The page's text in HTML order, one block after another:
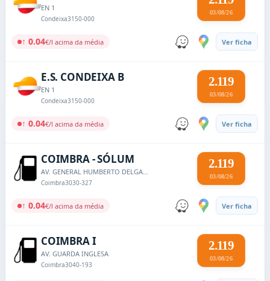
EN 1
Condeixa3150-000
03/08/26
↑ 0.04€/l acima da média Ver ficha
E.S. CONDEIXA B
EN 1
Condeixa3150-000
2.119
03/08/26
↑ 0.04€/l acima da média Ver ficha
COIMBRA - SÓLUM
AV. GENERAL HUMBERTO DELGADO
Coimbra3030-327
2.119
03/08/26
↑ 0.04€/l acima da média Ver ficha
COIMBRA I
AV. GUARDA INGLESA
Coimbra3040-193
2.119
03/08/26